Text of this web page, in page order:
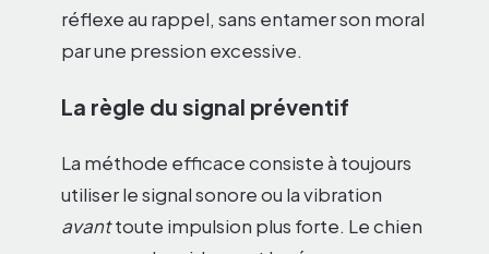
réflexe au rappel, sans entamer son moral
par une pression excessive.
La règle du signal préventif
La méthode efficace consiste à toujours
utiliser le signal sonore ou la vibration
avanttoute impulsion plus forte. Le chien